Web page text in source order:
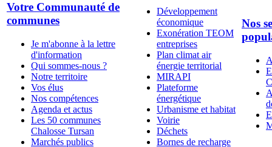
Votre Communauté de
communes
Je m'abonne à la lettre
d'information
Qui sommes-nous ?
Notre territoire
Vos élus
Nos compétences
Agenda et actus
Les 50 communes
Chalosse Tursan
Marchés publics
Développement
économique
Exonération TEOM
entreprises
Plan climat air
énergie territorial
MIRAPI
Plateforme
énergétique
Urbanisme et habitat
Voirie
Déchets
Bornes de recharge
Nos